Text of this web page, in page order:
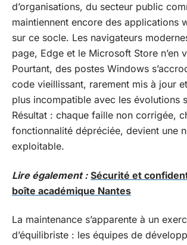
d’organisations, du secteur public
maintiennent encore des applications
sur ce socle. Les navigateurs
page, Edge et le Microsoft Store n’en
Pourtant, des postes Windows
code vieillissant, rarement mis à jour
plus incompatible avec les évolutions
Résultat : chaque faille non corrigée,
fonctionnalité dépréciée, devient une
exploitable.
Lire également : Sécurité et
boîte académique Nantes
La maintenance s’apparente à un
d’équilibriste : les équipes de